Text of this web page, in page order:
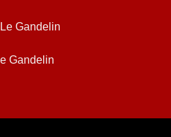
Gandelin
Gandelin